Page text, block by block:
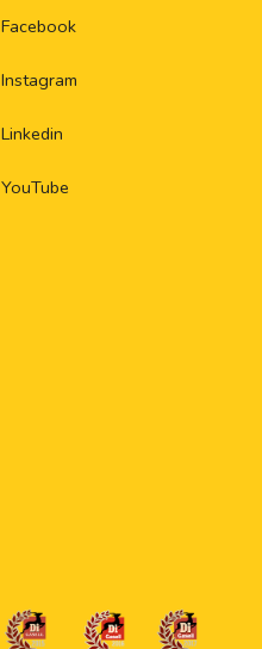
Facebook
Instagram
Linkedin
YouTube